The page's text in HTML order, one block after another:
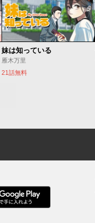
妹は知っている
雁木万里
21話無料